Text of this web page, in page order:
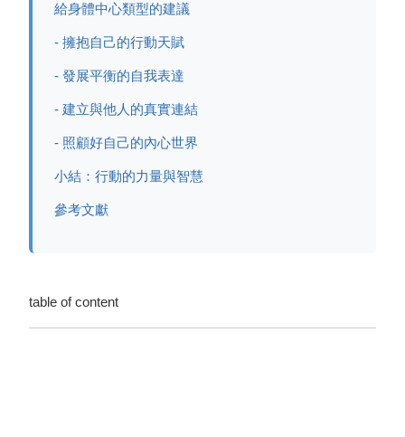
給身體中心類型的建議
- 擁抱自己的行動天賦
- 發展平衡的自我表達
- 建立與他人的真實連結
- 照顧好自己的內心世界
小結：行動的力量與智慧
參考文獻
table of content